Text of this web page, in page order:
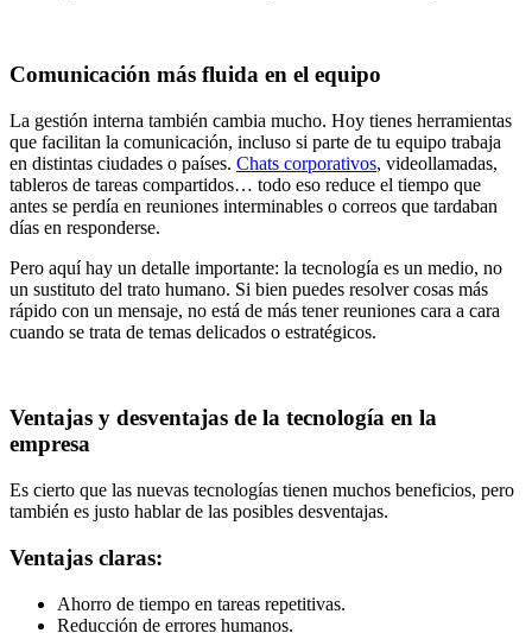
Comunicación más fluida en el equipo
La gestión interna también cambia mucho. Hoy tienes herramientas
que facilitan la comunicación, incluso si parte de tu equipo trabaja
en distintas ciudades o países. Chats corporativos, videollamadas,
tableros de tareas compartidos… todo eso reduce el tiempo que
antes se perdía en reuniones interminables o correos que tardaban
días en responderse.
Pero aquí hay un detalle importante: la tecnología es un medio, no
un sustituto del trato humano. Si bien puedes resolver cosas más
rápido con un mensaje, no está de más tener reuniones cara a cara
cuando se trata de temas delicados o estratégicos.
Ventajas y desventajas de la tecnología en la
empresa
Es cierto que las nuevas tecnologías tienen muchos beneficios, pero
también es justo hablar de las posibles desventajas.
Ventajas claras:
Ahorro de tiempo en tareas repetitivas.
Reducción de errores humanos.